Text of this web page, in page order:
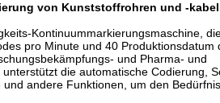
von Kunststoffrohren und -
Kontinuummarkierungsmaschine,
pro Minute und 40 Produktionsdatum
und Pharma- und
die automatische Codierung,
andere Funktionen, um den